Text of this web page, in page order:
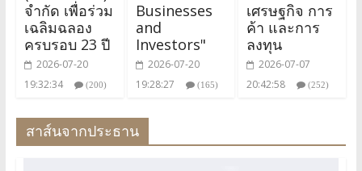
จำกัด เพื่อร่วม
เฉลิมฉลอง
ครบรอบ 23 ปี
2026-07-20
19:32:34
(200)
Businesses
and
Investors"
2026-07-20
19:28:27
(165)
เศรษฐกิจ การ
ค้า และการ
ลงทุน
2026-07-07
20:42:58
(252)
สาส์นจากประธาน